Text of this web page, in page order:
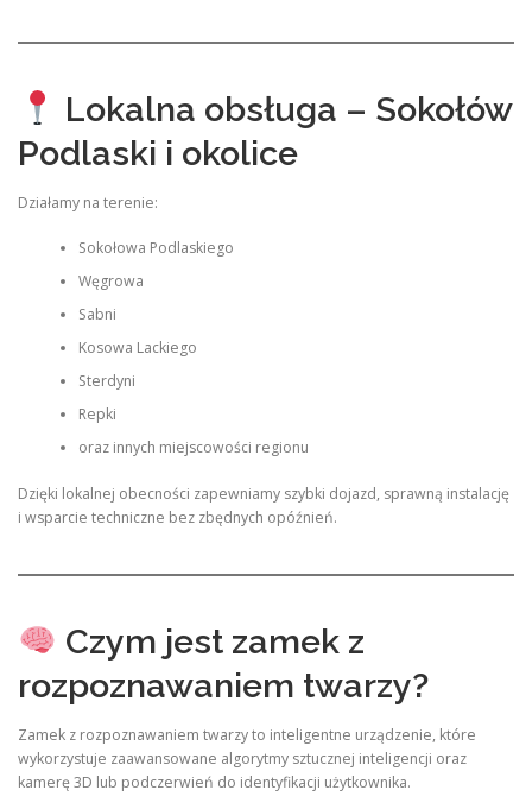
Lokalna obsługa – Sokołów
Podlaski i okolice
Działamy na terenie:
Sokołowa Podlaskiego
Węgrowa
Sabni
Kosowa Lackiego
Sterdyni
Repki
oraz innych miejscowości regionu
Dzięki lokalnej obecności zapewniamy szybki dojazd, sprawną instalację
i wsparcie techniczne bez zbędnych opóźnień.
Czym jest zamek z
rozpoznawaniem twarzy?
Zamek z rozpoznawaniem twarzy to inteligentne urządzenie, które
wykorzystuje zaawansowane algorytmy sztucznej inteligencji oraz
kamerę 3D lub podczerwień do identyfikacji użytkownika.